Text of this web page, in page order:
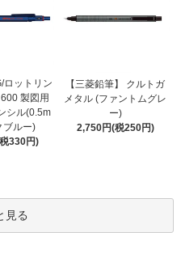
ロットリン
製図用
シル(0.5m
ブルー)
330円)
【三菱鉛筆】 クルトガ
メタル (ファントムグレ
ー)
2,750円(税250円)
見る